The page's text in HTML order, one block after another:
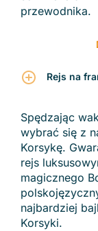
przewodnika.
Rejs na
Spędzając
wybrać się z
Korsykę.
rejs
magicznego
najbardziej
Korsyki.